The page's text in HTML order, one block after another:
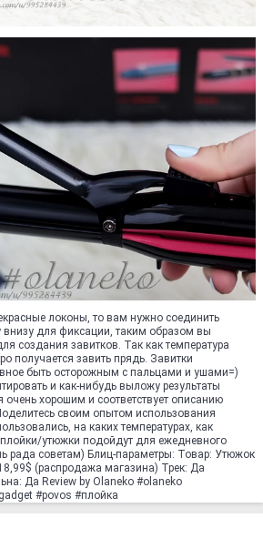
локоны, то вам нужно соединить
внизу для фиксации, таким образом вы
создания завитков. Так как температура
получается завить прядь. Завитки
быть осторожным с пальцами и ушами=)
и как-нибудь выложу результаты
очень хорошим и соответствует описанию
своим опытом использования
на каких температурах, как
утюжки подойдут для ежедневного
рада советам) Блиц-параметры: Товар: Утюжок
(распродажа магазина) Трек: Да
Да Review by Olaneko #olaneko
#povos #плойка